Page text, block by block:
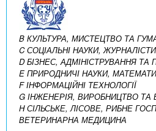
B КУЛЬТУРА, МИСТЕЦТВО ТА
C СОЦІАЛЬНІ НАУКИ,
D БІЗНЕС, АДМІНІСТРУВАННЯ ТА
E ПРИРОДНИЧІ НАУКИ,
F ІНФОРМАЦІЙНІ ТЕХНОЛОГІЇ
G ІНЖЕНЕРІЯ, ВИРОБНИЦТВО ТА
H СІЛЬСЬКЕ, ЛІСОВЕ, РИБНЕ
ВЕТЕРИНАРНА МЕДИЦИНА